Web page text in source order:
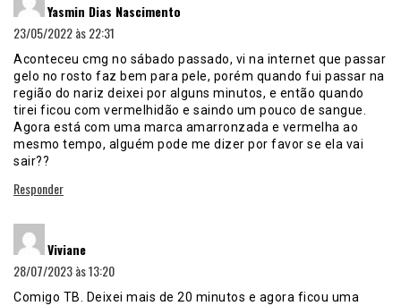
Yasmin Dias Nascimento
23/05/2022 às 22:31
Aconteceu cmg no sábado passado, vi na internet que passar
gelo no rosto faz bem para pele, porém quando fui passar na
região do nariz deixei por alguns minutos, e então quando
tirei ficou com vermelhidão e saindo um pouco de sangue.
Agora está com uma marca amarronzada e vermelha ao
mesmo tempo, alguém pode me dizer por favor se ela vai
sair??
Responder
Viviane
28/07/2023 às 13:20
Comigo TB. Deixei mais de 20 minutos e agora ficou uma